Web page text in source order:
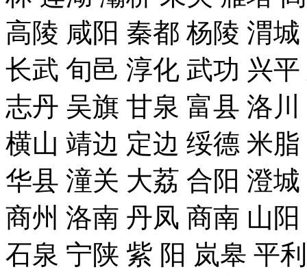
高陵 咸阳 秦都 杨陵 渭
长武 旬邑 淳化 武功 兴
志丹 吴旗 甘泉 富县 洛
横山 靖边 定边 绥德 米
华县 潼关 大荔 合阳 澄
商州 洛南 丹凤 商南 山
石泉 宁陕 紫 阳 岚皋 平